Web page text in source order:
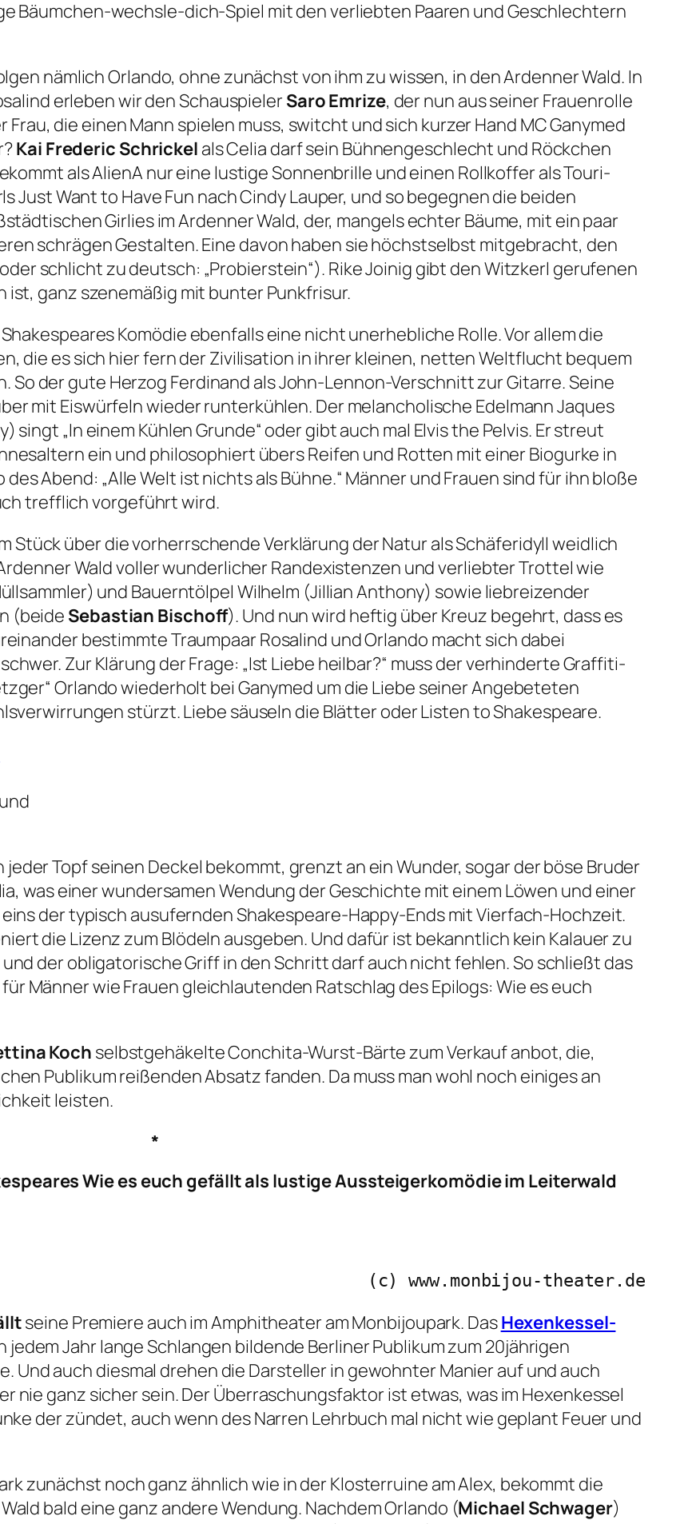
Bäumchen-wechsle-dich-Spiel mit den verliebten Paaren und Geschlechtern
nämlich Orlando, ohne zunächst von ihm zu wissen, in den Ardenner Wald. In
erleben wir den Schauspieler Saro Emrize, der nun aus seiner Frauenrolle
Frau, die einen Mann spielen muss, switcht und sich kurzer Hand MC Ganymed
Kai Frederic Schrickel als Celia darf sein Bühnengeschlecht und Röckchen
als AlienA nur eine lustige Sonnenbrille und einen Rollkoffer als Touri-
Just Want to Have Fun nach Cindy Lauper, und so begegnen die beiden
Girlies im Ardenner Wald, der, mangels echter Bäume, mit ein paar
schrägen Gestalten. Eine davon haben sie höchstselbst mitgebracht, den
schlicht zu deutsch: „Probierstein“). Rike Joinig gibt den Witzkerl gerufenen
ganz szenemäßig mit bunter Punkfrisur.
Komödie ebenfalls eine nicht unerhebliche Rolle. Vor allem die
die es sich hier fern der Zivilisation in ihrer kleinen, netten Weltflucht bequem
So der gute Herzog Ferdinand als John-Lennon-Verschnitt zur Gitarre. Seine
mit Eiswürfeln wieder runterkühlen. Der melancholische Edelmann Jaques
singt „In einem Kühlen Grunde“ oder gibt auch mal Elvis the Pelvis. Er streut
ein und philosophiert übers Reifen und Rotten mit einer Biogurke in
des Abend: „Alle Welt ist nichts als Bühne.“ Männer und Frauen sind für ihn bloße
trefflich vorgeführt wird.
Stück über die vorherrschende Verklärung der Natur als Schäferidyll weidlich
Wald voller wunderlicher Randexistenzen und verliebter Trottel wie
und Bauerntölpel Wilhelm (Jillian Anthony) sowie liebreizender
(beide Sebastian Bischoff). Und nun wird heftig über Kreuz begehrt, dass es
bestimmte Traumpaar Rosalind und Orlando macht sich dabei
Zur Klärung der Frage: „Ist Liebe heilbar?“ muss der verhinderte Graffiti-
Orlando wiederholt bei Ganymed um die Liebe seiner Angebeteten
stürzt. Liebe säuseln die Blätter oder Listen to Shakespeare.
Topf seinen Deckel bekommt, grenzt an ein Wunder, sogar der böse Bruder
was einer wundersamen Wendung der Geschichte mit einem Löwen und einer
der typisch ausufernden Shakespeare-Happy-Ends mit Vierfach-Hochzeit.
die Lizenz zum Blödeln ausgeben. Und dafür ist bekanntlich kein Kalauer zu
der obligatorische Griff in den Schritt darf auch nicht fehlen. So schließt das
Männer wie Frauen gleichlautenden Ratschlag des Epilogs: Wie es euch
Koch selbstgehäkelte Conchita-Wurst-Bärte zum Verkauf anbot, die,
Publikum reißenden Absatz fanden. Da muss man wohl noch einiges an
leisten.
*
Wie es euch gefälltals lustige Aussteigerkomödie im Leiterwald
(c) www.monbijou-theater.de
seine Premiere auch im Amphitheater am Monbijoupark. DasHexenkessel-
Jahr lange Schlangen bildende Berliner Publikum zum 20jährigen
Und auch diesmal drehen die Darsteller in gewohnter Manier auf und auch
nie ganz sicher sein. Der Überraschungsfaktor ist etwas, was im Hexenkessel
der zündet, auch wenn des Narren Lehrbuch mal nicht wie geplant Feuer und
zunächst noch ganz ähnlich wie in der Klosterruine am Alex, bekommt die
bald eine ganz andere Wendung. Nachdem Orlando (Michael Schwager)